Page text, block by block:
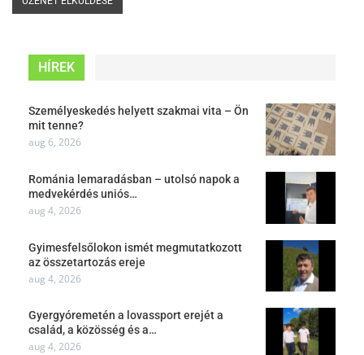
HÍREK
Személyeskedés helyett szakmai vita – Ön
mit tenne?
aug 6, 2026
Románia lemaradásban – utolsó napok a
medvekérdés uniós…
aug 4, 2026
Gyimesfelsőlokon ismét megmutatkozott
az összetartozás ereje
aug 4, 2026
Gyergyóremetén a lovassport erejét a
család, a közösség és a…
aug 4, 2026